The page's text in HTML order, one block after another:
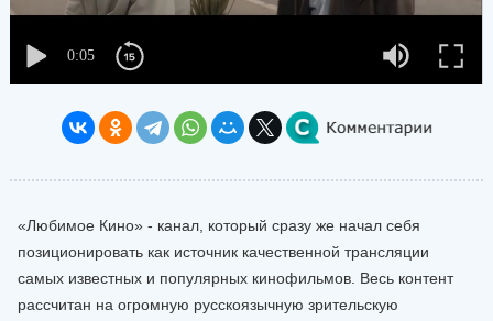
«Любимое Кино» - канал, который сразу же начал себя
позиционировать как источник качественной трансляции
самых известных и популярных кинофильмов. Весь контент
рассчитан на огромную русскоязычную зрительскую